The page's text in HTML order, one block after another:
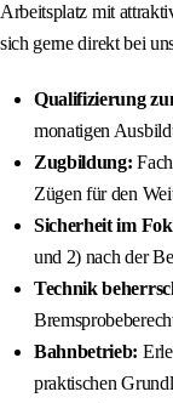
Arbeitsplatz mit
sich gerne direkt bei
Qualifizierung
monatigen
Zugbildung:
Zügen für den
Sicherheit im
und 2) nach der
Technik
Bahnbetrieb:
praktischen